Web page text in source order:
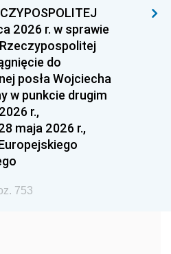
1994
1991
1985
1979
2026 r. w sprawie
do
posła Wojciecha
w punkcie drugim
r.,
maja 2026 r.,
753